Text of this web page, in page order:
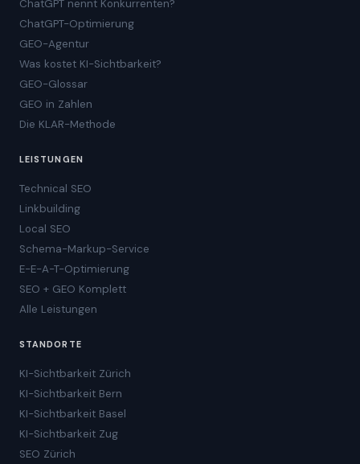
ChatGPT nennt Konkurrenten?
ChatGPT-Optimierung
GEO-Agentur
Was kostet KI-Sichtbarkeit?
GEO-Glossar
GEO in Zahlen
Die KLAR-Methode
LEISTUNGEN
Technical SEO
Linkbuilding
Local SEO
Schema-Markup-Service
E-E-A-T-Optimierung
SEO + GEO Komplett
Alle Leistungen
STANDORTE
KI-Sichtbarkeit Zürich
KI-Sichtbarkeit Bern
KI-Sichtbarkeit Basel
KI-Sichtbarkeit Zug
SEO Zürich